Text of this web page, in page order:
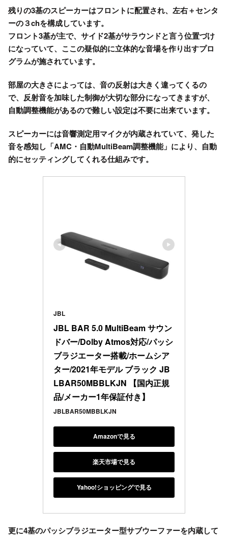
残りの3基のスピーカーはフロントに配置され、左右＋センタ
ーの３chを構成しています。
フロント3基が主で、サイド2基がサラウンドと言う位置づけ
になっていて、ここの疑似的に立体的な音場を作り出すプロ
グラムが施されています。
部屋の大きさによっては、音の反射は大きく違ってくるの
で、反射音を加味した制御が大切な部分になってきますが、
自動調整機能があるので難しい設定は不要に出来ています。
スピーカーには音響測定用マイクが内蔵されていて、 発した
音を感知し 「AMC・自動MultiBeam調整機能」により、自動
的にセッティングしてくれる仕組みです。
JBL
JBL BAR 5.0 MultiBeam サウン
ドバー/Dolby Atmos対応/パッシ
ブラジエーター搭載/ホームシア
ター/2021年モデル ブラック JB
LBAR50MBBLKJN 【国内正規
品/メーカー1年保証付き】
JBLBAR50MBBLKJN
Amazonで見る
楽天市場で見る
Yahoo!ショッピングで見る
更に4基のパッシブラジエーター型サブウーファーを内蔵して